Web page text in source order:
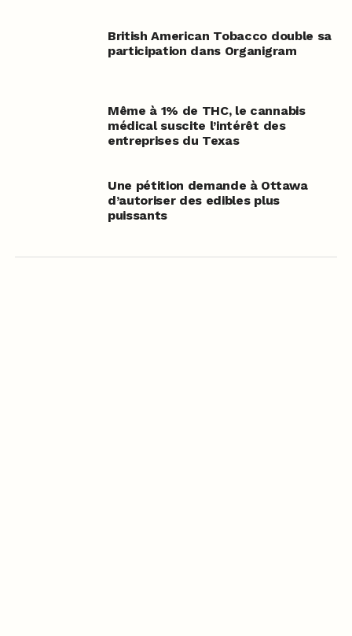
British American Tobacco double sa
participation dans Organigram
Même à 1% de THC, le cannabis
médical suscite l’intérêt des
entreprises du Texas
Une pétition demande à Ottawa
d’autoriser des edibles plus
puissants